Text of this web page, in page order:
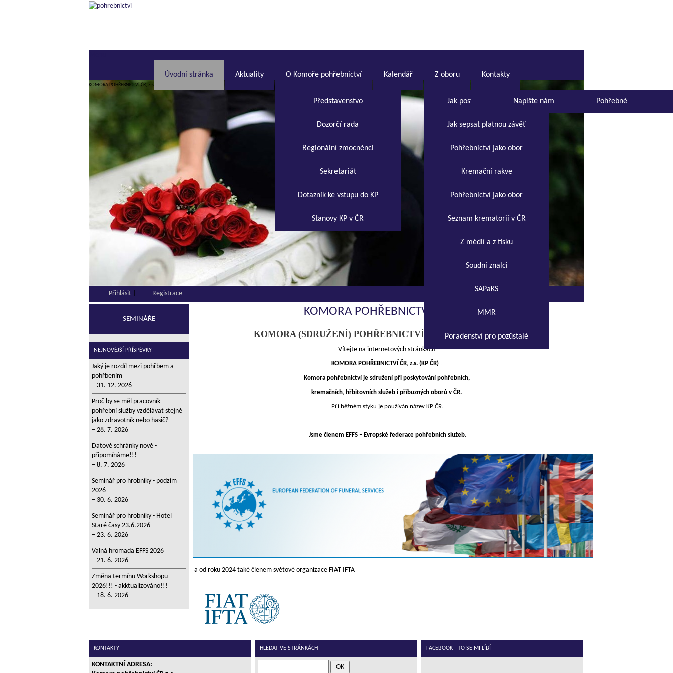
Úvodní stránka Aktuality O Komoře pohřebnictví
Představenstvo
Dozorčí rada
Regionální zmocněnci
Sekretariát
Dotazník ke vstupu do KP
Stanovy KP v ČR
Kalendář Z oboru
Jak postupovat při úmrtí Pohřebné
Jak sepsat platnou závěť
Pohřebnictví jako obor
Kremační rakve
Pohřebnictví jako obor
Seznam krematorií v ČR
Z médií a z tisku
Soudní znalci
SAPaKS
MMR
Poradenství pro pozůstalé
Kontakty
Napište nám
KOMORA POHŘEBNICTVÍ ČR, z.s.
Přihlásit Registrace
KOMORA POHŘEBNICTVÍ ČR, z.s.
KOMORA (SDRUŽENÍ) POHŘEBNICTVÍ EXISTUJE JIŽ 35 LET
Vítejte na internetových stránkách
KOMORA POHŘEBNICTVÍ ČR, z.s. (KP ČR) .
Komora pohřebnictví je sdružení při poskytování pohřebních,
kremačních, hřbitovních služeb i příbuzných oborů v ČR.
Při běžném styku je používán název KP ČR.
Jsme členem EFFS – Evropské federace pohřebních služeb.
a od roku 2024 také členem světové organizace FIAT IFTA
SEMINÁŘE
NEJNOVĚJŠÍ PŘÍSPĚVKY
Jaký je rozdíl mezi pohřbem a
pohřbením
31. 12. 2026
Proč by se měl pracovník
pohřební služby vzdělávat stejně
jako zdravotník nebo hasič?
28. 7. 2026
Datové schránky nově -
připomínáme!!!
8. 7. 2026
Seminář pro hrobníky - podzim
2026
30. 6. 2026
Seminář pro hrobníky - Hotel
Staré časy 23.6.2026
23. 6. 2026
Valná hromada EFFS 2026
21. 6. 2026
Změna termínu Workshopu
2026!!! - akktualizováno!!!
18. 6. 2026
KONTAKTY
KONTAKTNÍ ADRESA:
HLEDAT VE STRÁNKÁCH FACEBOOK - TO SE MI LÍBÍ